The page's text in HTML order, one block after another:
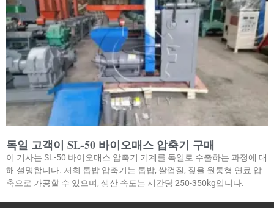
독일 고객이 SL-50 바이오매스 압축기 구매
이 기사는 SL-50 바이오매스 압축기 기계를 독일로 수출하는 과정에 대
해 설명합니다. 저희 톱밥 압축기는 톱밥, 쌀껍질, 짚을 원통형 연료 압
축으로 가공할 수 있으며, 생산 속도는 시간당 250-350kg입니다.